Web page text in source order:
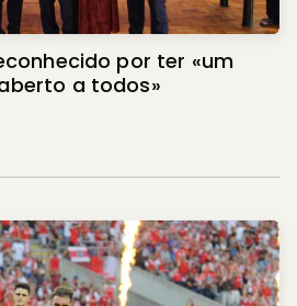
por ter «um
a todos»